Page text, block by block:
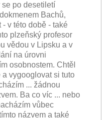
se po desetiletí
Bachů,
v této době - také
plzeňský profesor
vědou v Lipsku a v
na úrovni
osobnostem. Chtěl
a vygooglovat si tuto
... žádnou
Ba co víc ... nebo
vůbec
názvem a také